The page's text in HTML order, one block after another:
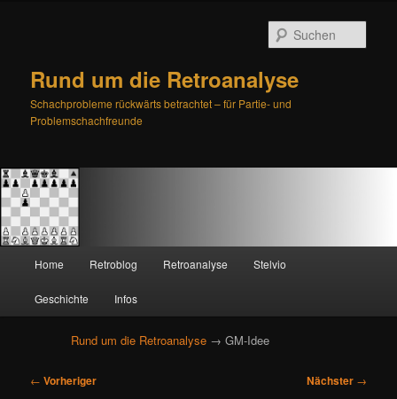
Rund um die Retroanalyse
Schachprobleme rückwärts betrachtet – für Partie- und
Problemschachfreunde
Zum
primären
Inhalt
springen
Zum
sekundären
Inhalt
springen
Home Retroblog Retroanalyse Stelvio
Geschichte Infos
Rund um die Retroanalyse → GM-Idee
B← Vorheriger Nächster →